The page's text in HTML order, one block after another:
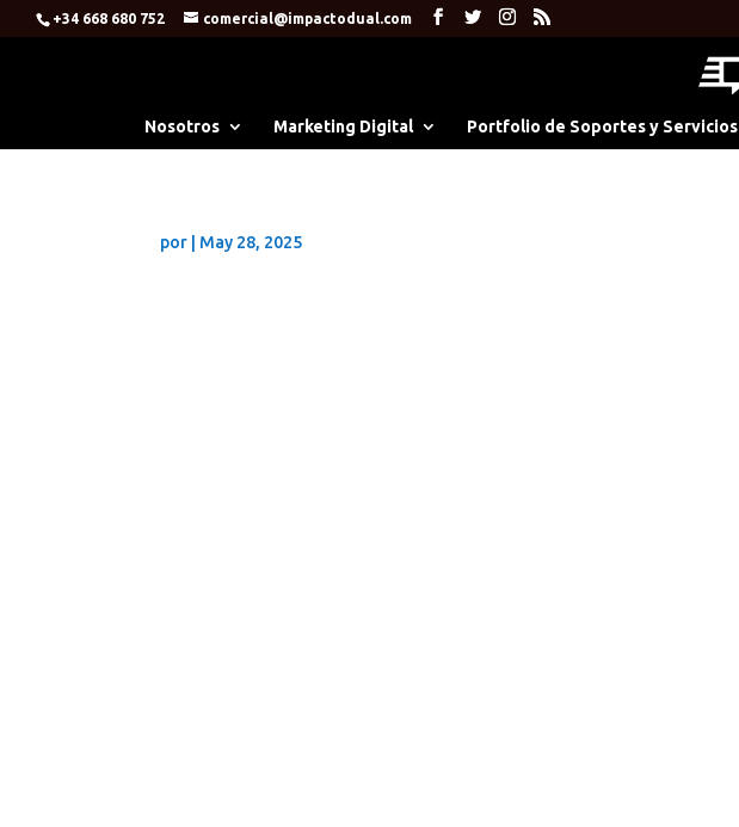
+34 668 680 752 comercial@impactodual.com
Nosotros Marketing Digital Portfolio de Soportes y Servicios
por May 28, 2025